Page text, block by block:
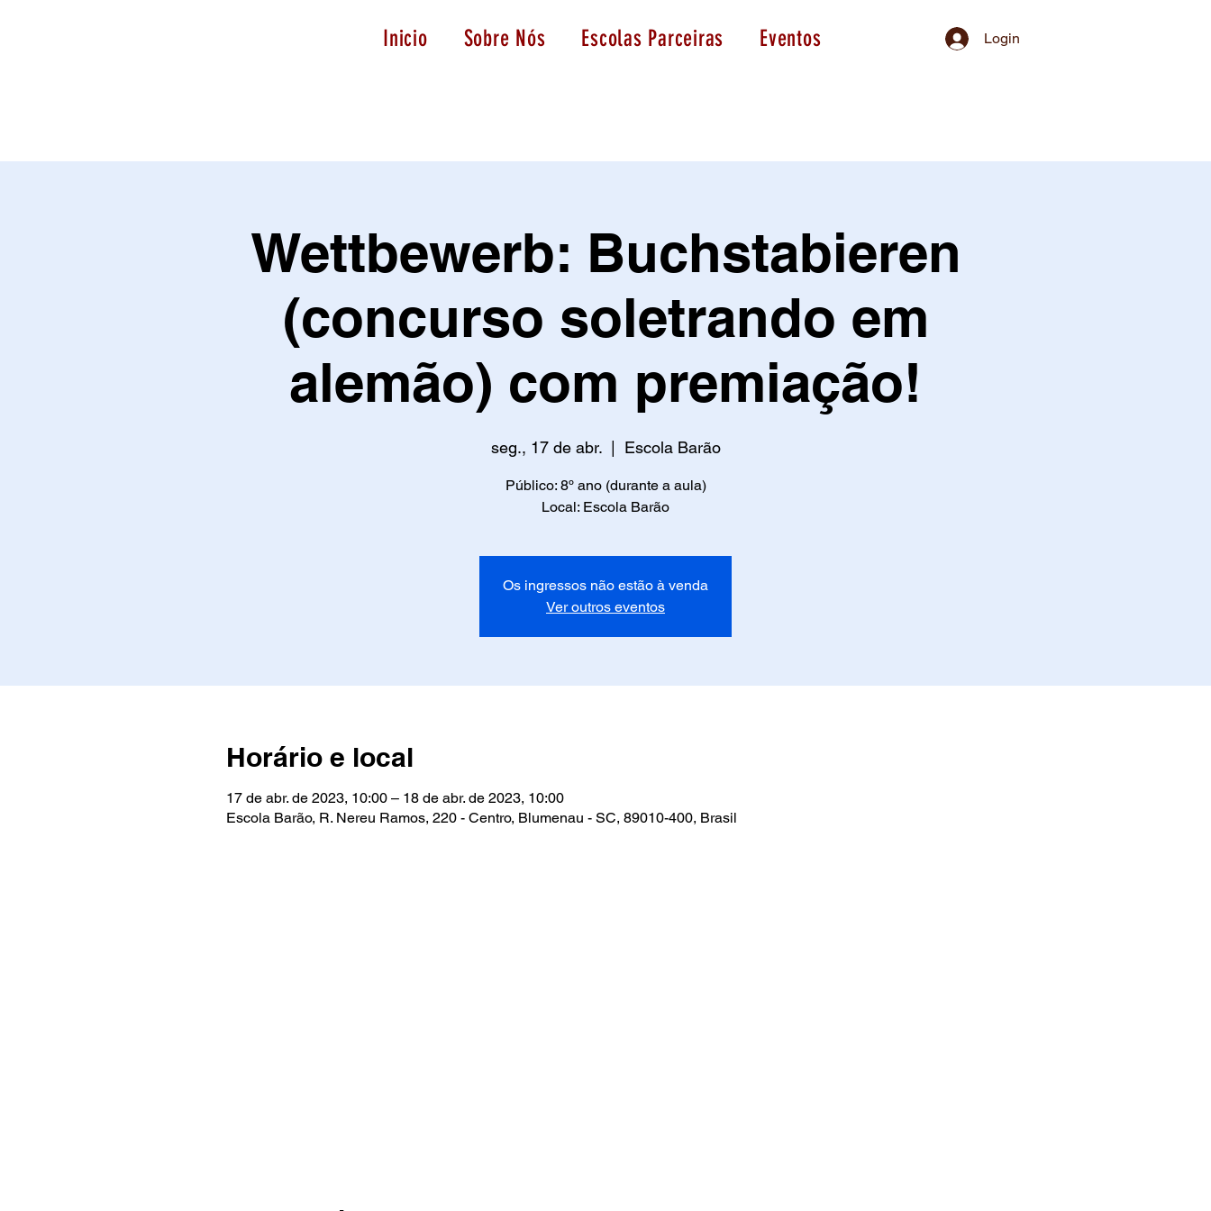
Inicio Sobre Nós Escolas Parceiras Eventos Login
Wettbewerb: Buchstabieren
(concurso soletrando em
alemão) com premiação!
seg., 17 de abr.
  |
Escola Barão
Público: 8º ano (durante a aula)
Local: Escola Barão
Os ingressos não estão à venda
Ver outros eventos
Horário e local
17 de abr. de 2023, 10:00 – 18 de abr. de 2023, 10:00
Escola Barão, R. Nereu Ramos, 220 - Centro, Blumenau - SC, 89010-400, Brasil